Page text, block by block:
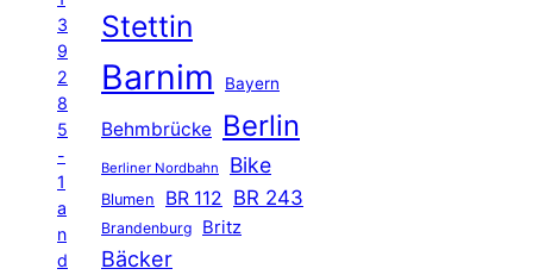
3
9
2
8
5
-
1
a
n
d
Stettin
Barnim Bayern
Behmbrücke Berlin
Berliner Nordbahn Bike
Blumen BR 112 BR 243
Brandenburg Britz
Bäcker